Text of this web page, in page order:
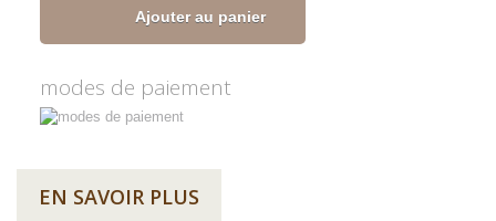
Ajouter au panier
modes de paiement
EN SAVOIR PLUS